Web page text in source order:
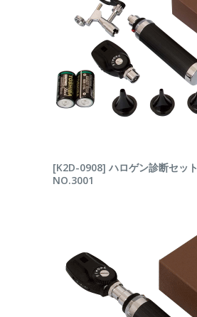
続きを読む
[K2D-0908] ハロゲン診断セット
NO.3001